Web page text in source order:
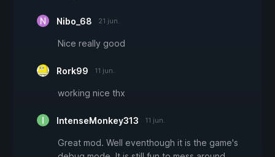
Nibo_68 21 jun.
Nice really good
Rork99 11 jun.
working nice thx
IntenseMonkey313 11 jun.
Great mod. Well eventhough it is the game's